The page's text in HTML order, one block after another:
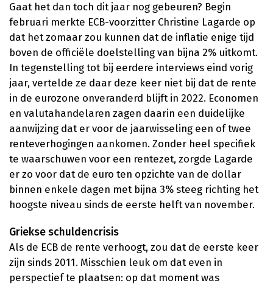
Gaat het dan toch dit jaar nog gebeuren? Begin
februari merkte ECB-voorzitter Christine Lagarde op
dat het zomaar zou kunnen dat de inflatie enige tijd
boven de officiële doelstelling van bijna 2% uitkomt.
In tegenstelling tot bij eerdere interviews eind vorig
jaar, vertelde ze daar deze keer niet bij dat de rente
in de eurozone onveranderd blijft in 2022. Economen
en valutahandelaren zagen daarin een duidelijke
aanwijzing dat er voor de jaarwisseling een of twee
renteverhogingen aankomen. Zonder heel specifiek
te waarschuwen voor een rentezet, zorgde Lagarde
er zo voor dat de euro ten opzichte van de dollar
binnen enkele dagen met bijna 3% steeg richting het
hoogste niveau sinds de eerste helft van november.
Griekse schuldencrisis
Als de ECB de rente verhoogt, zou dat de eerste keer
zijn sinds 2011. Misschien leuk om dat even in
perspectief te plaatsen: op dat moment was